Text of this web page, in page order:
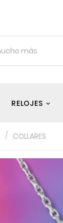
RELOJES
COLLARES